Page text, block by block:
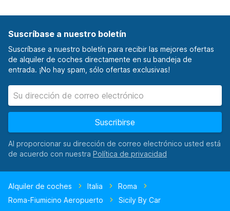
Suscríbase a nuestro boletín
Suscríbase a nuestro boletín para recibir las mejores ofertas
de alquiler de coches directamente en su bandeja de
entrada. ¡No hay spam, sólo ofertas exclusivas!
Suscribirse
Al proporcionar su dirección de correo electrónico usted está
de acuerdo con nuestra
Alquiler de coches Italia
Roma
Roma-Fiumicino Aeropuerto
Sicily By Car